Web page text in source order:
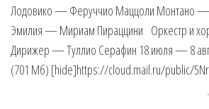
Лодовико — Феруччио Маццоли Монтано —
Эмилия — Мириам Пираццини Оркестр и
Дирижер — Туллио Серафин 18 июля — 8
(701 Мб) [hide]https://cloud.mail.ru/public/